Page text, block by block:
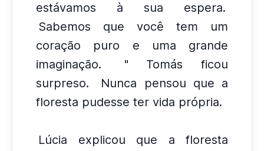
estávamos à sua espera.
Sabemos que você tem um
coração puro e uma grande
imaginação.
" Tomás ficou
surpreso.
Nunca pensou que a
floresta pudesse ter vida própria.
Lúcia explicou que a floresta